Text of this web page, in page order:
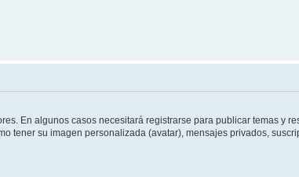
En algunos casos necesitará registrarse para publicar temas y
tener su imagen personalizada (avatar), mensajes privados,